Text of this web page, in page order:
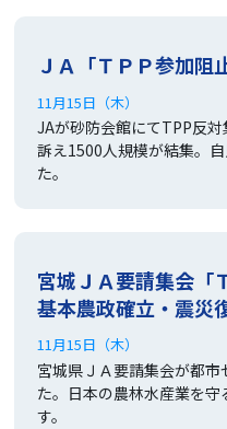
ＪＡ「ＴＰＰ参加阻
11月15日（木）
JAが砂防会館にてTPP反
訴え1500人規模が結集。
た。
宮城ＪＡ要請集会「
基本農政確立・震災
11月15日（木）
宮城県ＪＡ要請集会が都
た。日本の農林水産業を
す。